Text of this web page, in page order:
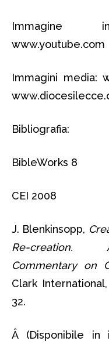
Immagine
www.youtube.com
Immagini media:
Bibliografia:
BibleWorks 8
CEI 2008
J. Blenkinsopp,
Re-creation.
Commentary on
Clark
32.
Â (Disponibile in